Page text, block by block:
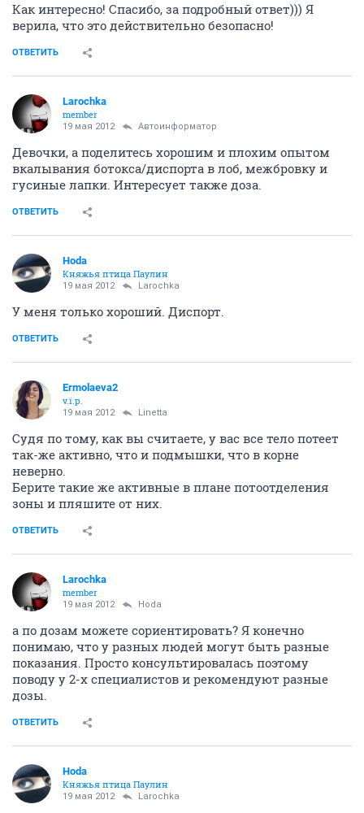
Как интересно! Спасибо, за подробный ответ))) Я
верила, что это действительно безопасно!
ОТВЕТИТЬ
Larochka
member
19 мая 2012 Автоинформатор
Девочки, а поделитесь хорошим и плохим опытом
вкалывания ботокса/диспорта в лоб, межбровку и
гусиные лапки. Интересует также доза.
ОТВЕТИТЬ
Hoda
Княжья птица Паулин
19 мая 2012 Larochka
У меня только хороший. Диспорт.
ОТВЕТИТЬ
Ermolaeva2
v.i.p.
19 мая 2012 Linetta
Судя по тому, как вы считаете, у вас все тело потеет
так-же активно, что и подмышки, что в корне
неверно.
Берите такие же активные в плане потоотделения
зоны и пляшите от них.
ОТВЕТИТЬ
Larochka
member
19 мая 2012 Hoda
а по дозам можете сориентировать? Я конечно
понимаю, что у разных людей могут быть разные
показания. Просто консультировалась поэтому
поводу у 2-х специалистов и рекомендуют разные
дозы.
ОТВЕТИТЬ
Hoda
Княжья птица Паулин
19 мая 2012 Larochka